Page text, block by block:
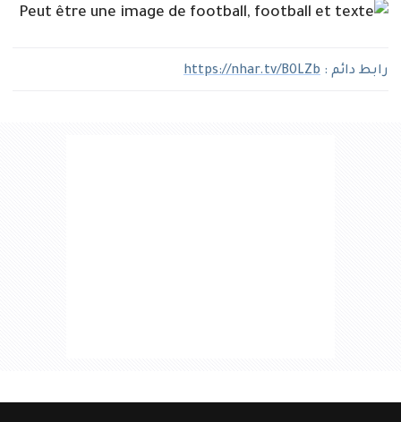
رابط دائم : https://nhar.tv/B0LZb